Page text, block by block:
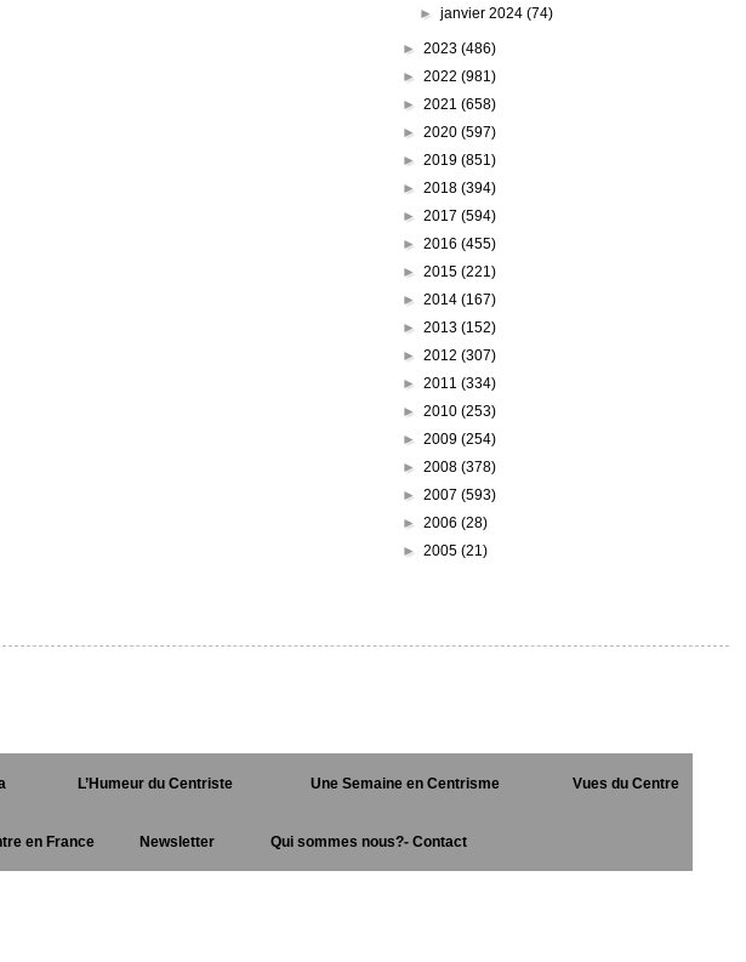
►janvier 2024(74)
► 2023 (486)
► 2022 (981)
► 2021 (658)
► 2020 (597)
► 2019 (851)
► 2018 (394)
► 2017 (594)
► 2016 (455)
► 2015 (221)
► 2014 (167)
► 2013 (152)
► 2012 (307)
► 2011 (334)
► 2010 (253)
► 2009 (254)
► 2008 (378)
► 2007 (593)
► 2006 (28)
► 2005 (21)
L’Humeur du Centriste Une Semaine en Centrisme Vues du Centre
en France Newsletter Qui sommes nous?- Contact